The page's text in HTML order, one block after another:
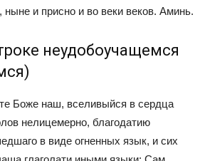
ныне и присно и во веки веков. Аминь.
неудобоучащемся
Боже наш, вселивыйся в сердца
нелицемерно, благодатию
в виде огненных язык, и сих